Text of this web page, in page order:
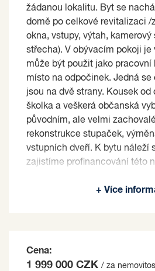
žádanou lokalitu. Byt se
domě po celkové revitalizaci /
okna, vstupy, výtah, kamerový
střecha). V obývacím pokoji je
může být použit jako pracovní
místo na odpočinek. Jedná se
jsou na dvě strany. Kousek od
školka a veškerá občanská
původním, ale velmi
rekonstrukce stupaček,
vstupních dveří. K bytu náleží
zajistíme profinancování této
na základě jím zvolených
+ Více
Cena:
1 999 000 CZK / za